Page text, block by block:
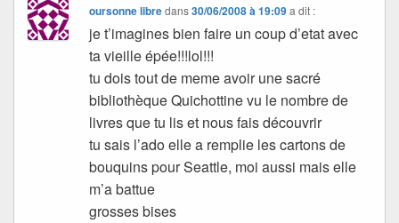
oursonne libredans30/06/2008 à 19:09 a dit :
je t’imagines bien faire un coup d’etat avec
ta vieille épée!!!lol!!!
tu dois tout de meme avoir une sacré
bibliothèque Quichottine vu le nombre de
livres que tu lis et nous fais découvrir
tu sais l’ado elle a remplie les cartons de
bouquins pour Seattle, moi aussi mais elle
m’a battue
grosses bises